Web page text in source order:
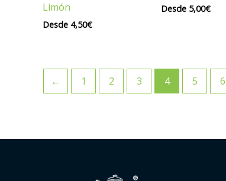
Limón
Desde 4,50€
Desde 5,00€
← 1 2 3 4 5 6